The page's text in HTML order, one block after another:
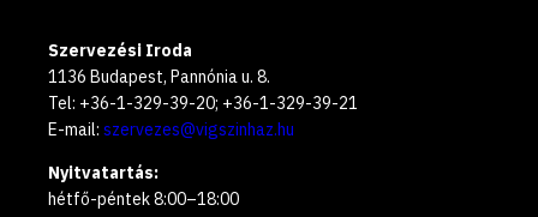
Szervezési Iroda
1136 Budapest, Pannónia u. 8.
Tel: +36-1-329-39-20; +36-1-329-39-21
E-mail: szervezes@vigszinhaz.hu
Nyitvatartás:
hétfő-péntek 8:00–18:00